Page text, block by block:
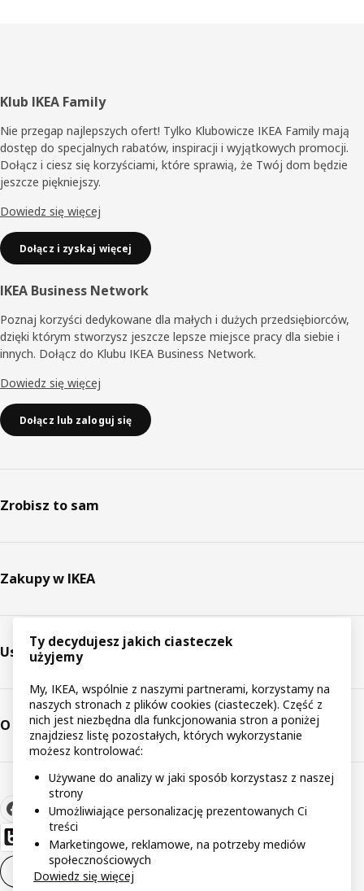
Stopka
Klub IKEA Family
Nie przegap najlepszych ofert! Tylko Klubowicze IKEA Family mają
dostęp do specjalnych rabatów, inspiracji i wyjątkowych promocji.
Dołącz i ciesz się korzyściami, które sprawią, że Twój dom będzie
jeszcze piękniejszy.
Dowiedz się więcej
Dołącz i zyskaj więcej
IKEA Business Network
Poznaj korzyści dedykowane dla małych i dużych przedsiębiorców,
dzięki którym stworzysz jeszcze lepsze miejsce pracy dla siebie i
innych. Dołącz do Klubu IKEA Business Network.
Dowiedz się więcej
Dołącz lub zaloguj się
Zrobisz to sam
Zakupy w IKEA
Usługi
O IKEA
Ustawienia plików cookie
Ty decydujesz jakich ciasteczek
użyjemy
My, IKEA, wspólnie z naszymi partnerami, korzystamy na
naszych stronach z plików cookies (ciasteczek). Część z
nich jest niezbędna dla funkcjonowania stron a poniżej
znajdziesz listę pozostałych, których wykorzystanie
możesz kontrolować:
Używane do analizy w jaki sposób korzystasz z naszej
strony
Umożliwiające personalizację prezentowanych Ci
treści
Marketingowe, reklamowe, na potrzeby mediów
społecznościowych
Dowiedz się więcej